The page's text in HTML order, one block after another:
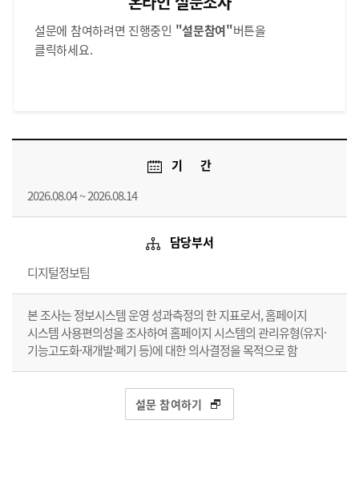
설문에 참여하려면 진행중인 "설문참여"버튼을
클릭하세요.
한국조세재정연구원 홈페이지 사용편의성 조사
기 간
2026.08.04 ~ 2026.08.14
담당부서
디지털정보팀
본 조사는 정보시스템 운영 성과측정의 한 지표로서, 홈페이지
시스템 사용편의성을 조사하여 홈페이지 시스템의 관리유형(유지·
기능고도화·재개발·폐기 등)에 대한 의사결정을 목적으로 함
설문 참여하기